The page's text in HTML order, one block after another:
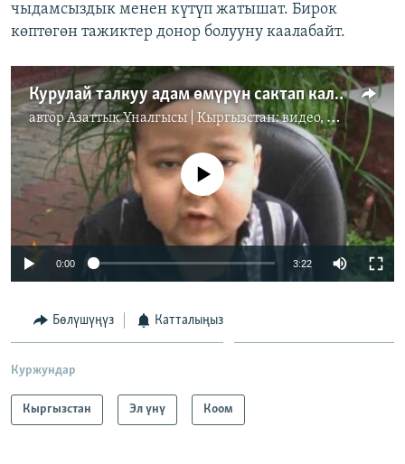
чыдамсыздык менен күтүп жатышат. Бирок
көптөгөн тажиктер донор болууну каалабайт.
Курулай талкуу адам өмүрүн сактап калбайт
авторАзаттык Үналгысы | Кыргызстан: видео, фото, кабарлар
No media source currently available
0:00 3:22
Бөлүшүңүз Катталыңыз
Куржундар
Кыргызстан Эл үнү Коом